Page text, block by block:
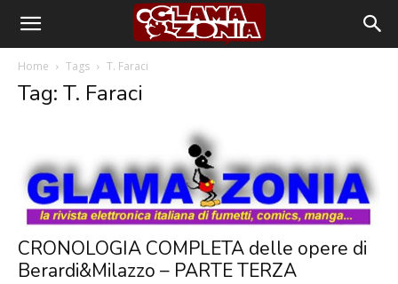
Home Tags T. Faraci
Tag: T. Faraci
CRONOLOGIA COMPLETA delle opere di
Berardi&Milazzo – PARTE TERZA